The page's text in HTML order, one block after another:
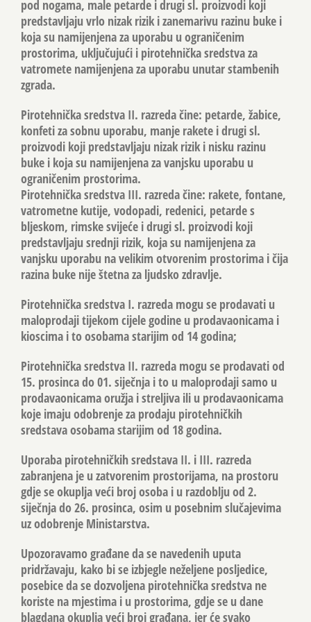
pod nogama, male petarde i drugi sl. proizvodi koji
predstavljaju vrlo nizak rizik i zanemarivu razinu buke i
koja su namijenjena za uporabu u ograničenim
prostorima, uključujući i pirotehnička sredstva za
vatromete namijenjena za uporabu unutar stambenih
zgrada.
Pirotehnička sredstva II. razreda čine: petarde, žabice,
konfeti za sobnu uporabu, manje rakete i drugi sl.
proizvodi koji predstavljaju nizak rizik i nisku razinu
buke i koja su namijenjena za vanjsku uporabu u
ograničenim prostorima.
Pirotehnička sredstva III. razreda čine: rakete, fontane,
vatrometne kutije, vodopadi, redenici, petarde s
bljeskom, rimske svijeće i drugi sl. proizvodi koji
predstavljaju srednji rizik, koja su namijenjena za
vanjsku uporabu na velikim otvorenim prostorima i čija
razina buke nije štetna za ljudsko zdravlje.
Pirotehnička sredstva I. razreda mogu se prodavati u
maloprodaji tijekom cijele godine u prodavaonicama i
kioscima i to osobama starijim od 14 godina;
Pirotehnička sredstva II. razreda mogu se prodavati od
15. prosinca do 01. siječnja i to u maloprodaji samo u
prodavaonicama oružja i streljiva ili u prodavaonicama
koje imaju odobrenje za prodaju pirotehničkih
sredstava osobama starijim od 18 godina.
Uporaba pirotehničkih sredstava II. i III. razreda
zabranjena je u zatvorenim prostorijama, na prostoru
gdje se okuplja veći broj osoba i u razdoblju od 2.
siječnja do 26. prosinca, osim u posebnim slučajevima
uz odobrenje Ministarstva.
Upozoravamo građane da se navedenih uputa
pridržavaju, kako bi se izbjegle neželjene posljedice,
posebice da se dozvoljena pirotehnička sredstva ne
koriste na mjestima i u prostorima, gdje se u dane
blagdana okuplja veći broj građana, jer će svako